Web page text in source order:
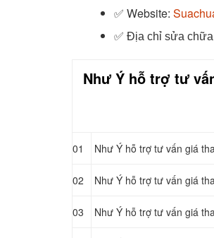
✅ Website:
✅ Địa chỉ sửa chữa
Như Ý hỗ trợ tư
01 Như Ý hỗ trợ tư vấn giá
02 Như Ý hỗ trợ tư vấn giá
03 Như Ý hỗ trợ tư vấn giá